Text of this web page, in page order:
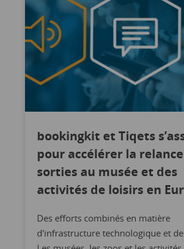
bookingkit et Tiqets
pour accélérer la
sorties au musée et des
activités de loisirs en
Des efforts combinés en matière
d'infrastructure technologique et